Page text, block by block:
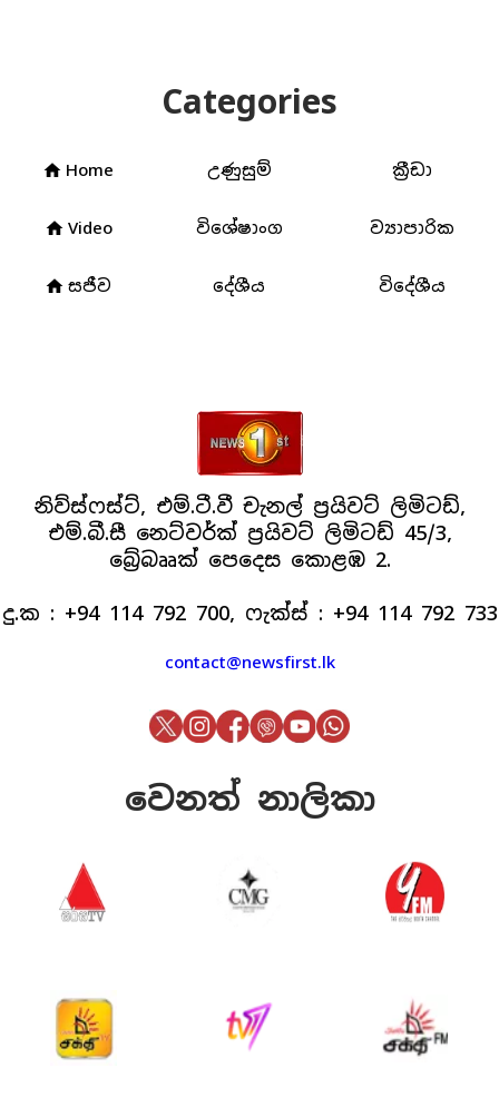
නිව්ස්ෆස්ට්, එම්.ටී.වී චැනල් ප්‍රයිවට් ලිමිටඩ්,
එම්.බී.සී නෙට්වර්ක් ප්‍රයිවට් ලිමිටඩ් 45/3,
බ්‍රේබෲක් පෙදෙස කොළඹ 2.
දු.ක : +94 114 792 700, ෆැක්ස් : +94 114 792 733
contact@newsfirst.lk
Categories
home Home උණුසුම් ක්‍රීඩා
home Video විශේෂාංග ව්‍යාපාරික
home සජීව දේශීය විදේශීය
වෙනත් නාලිකා